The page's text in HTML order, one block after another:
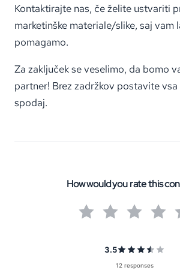
Kontaktirajte nas, če želite ustvariti
marketinške materiale/slike, saj vam
pomagamo.
Za zaključek se veselimo, da bomo
partner! Brez zadržkov postavite
spodaj.
How would you rate this
3.5
12 responses